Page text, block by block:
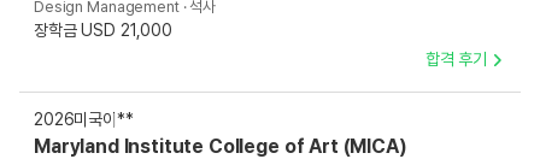
Design Management · 석사
장학금 USD 21,000
합격 후기
2026미국이**
Maryland Institute College of Art (MICA)